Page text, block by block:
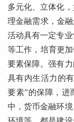
多元化、立体化
理金融需求，金
活动具有一定专
等工作，培育更
要素保障。强有
具有内生活力的
要素”的保障，进
中，货币金融环